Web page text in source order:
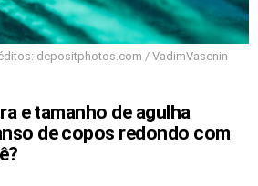
depositphotos.com / VadimVasenin
e tamanho de agulha
de copos redondo com